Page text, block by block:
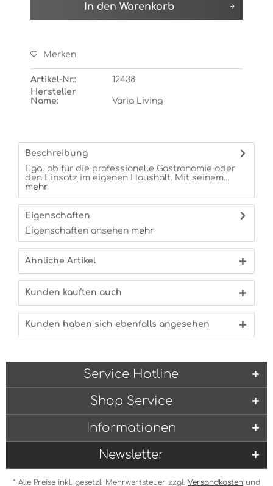
In den Warenkorb
Merken
Artikel-Nr.:
12438
Hersteller
Name:
Varia Living
Beschreibung
Egal ob für die professionelle Gastronomie oder
den Einsatz im eigenen Haushalt. Mit seinem...
mehr
Eigenschaften
Eigenschaften ansehen mehr
Ähnliche Artikel
Kunden kauften auch
Kunden haben sich ebenfalls angesehen
Service Hotline
Shop Service
Informationen
Newsletter
* Alle Preise inkl. gesetzl. Mehrwertsteuer zzgl. Versandkosten und